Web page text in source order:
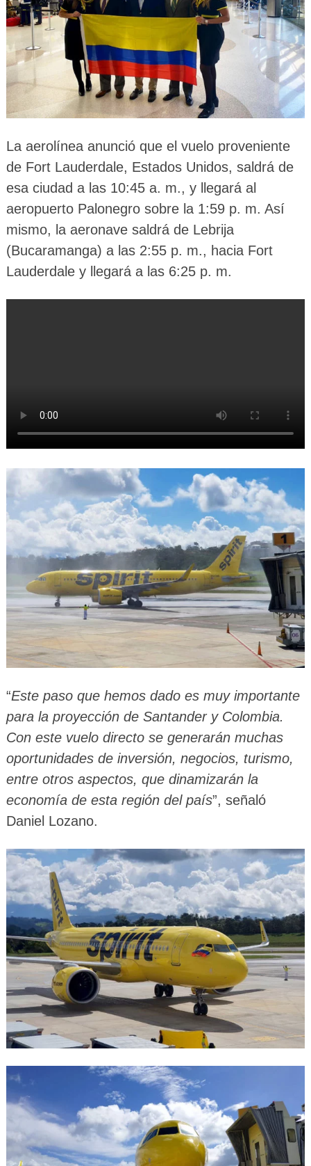
La aerolínea anunció que el vuelo proveniente
de Fort Lauderdale, Estados Unidos, saldrá de
esa ciudad a las 10:45 a. m., y llegará al
aeropuerto Palonegro sobre la 1:59 p. m. Así
mismo, la aeronave saldrá de Lebrija
(Bucaramanga) a las 2:55 p. m., hacia Fort
Lauderdale y llegará a las 6:25 p. m.
“Este paso que hemos dado es muy importante
para la proyección de Santander y Colombia.
Con este vuelo directo se generarán muchas
oportunidades de inversión, negocios, turismo,
entre otros aspectos, que dinamizarán la
economía de esta región del país”, señaló
Daniel Lozano.